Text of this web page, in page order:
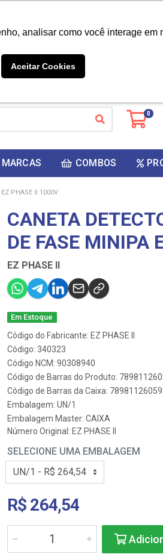
analisar como você interage em
Aceitar Cookies
0
MARCAS COMBOS
EZ PHASE II 1000V
CANETA
DE FASE MINIPA
EZ PHASE II
Em Estoque
Código do Fabricante: EZ PHASE II
Código: 340323
Código NCM: 90308940
Código de Barras do Produto:
Código de Barras da Caixa:
Embalagem: UN/1
Embalagem Master: CAIXA
Número Original: EZ PHASE II
SELECIONE UMA EMBALAGEM
R$ 264,54